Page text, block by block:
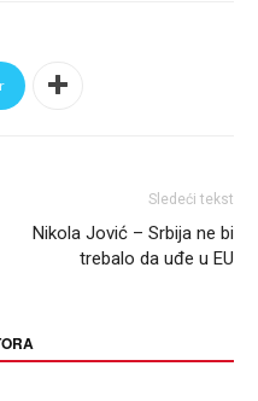
Sledeći tekst
Nikola Jović – Srbija ne bi
trebalo da uđe u EU